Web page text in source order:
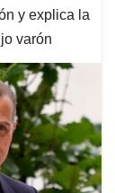
y explica la
varón